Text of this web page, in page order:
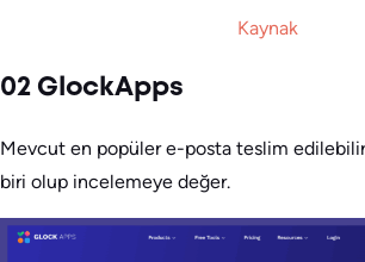
Kaynak
02 GlockApps
Mevcut en popüler e-posta teslim
biri olup incelemeye değer.